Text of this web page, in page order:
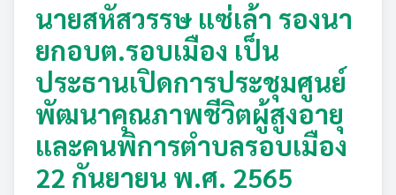
นายสหัสวรรษ แซ่เล้า รองนา
ยกอบต.รอบเมือง เป็น
ประธานเปิดการประชุมศูนย์
พัฒนาคุณภาพชีวิตผู้สูงอายุ
และคนพิการตำบลรอบเมือง
22 กันยายน พ.ศ. 2565